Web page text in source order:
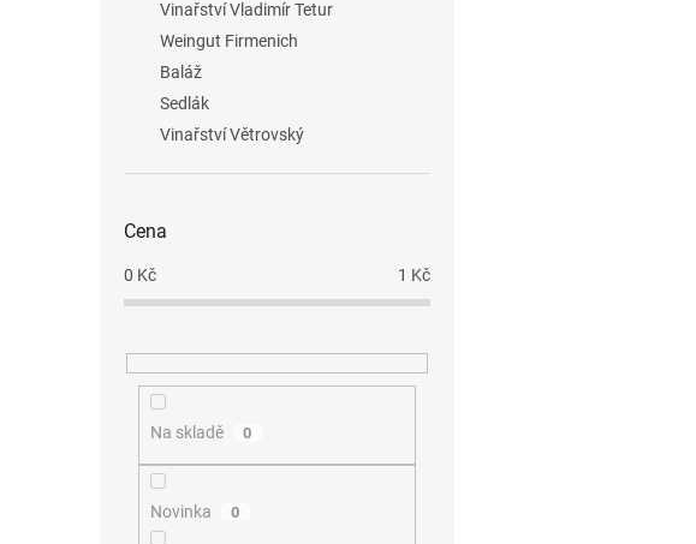
Vinařství Vladimír Tetur
Weingut Firmenich
Baláž
Sedlák
Vinařství Větrovský
Cena
0 Kč 1 Kč
Na skladě 0
Novinka 0